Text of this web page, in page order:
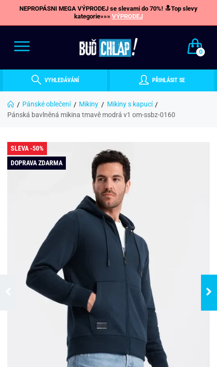
NEPROPÁSNI MEGA VÝPRODEJ se slevami do 70%! 🔝Top slevy
kategorie»»» VÝPRODEJ
0
VYHLEDÁVÁNÍ PŘIHLÁSIT SE
Pánské oblečení Mikiny
Mikiny s kapucí
Pánská bavlněná mikina tmavě modrá v1 om-ssbz-0160
SLEVA -50%
DOPRAVA ZDARMA